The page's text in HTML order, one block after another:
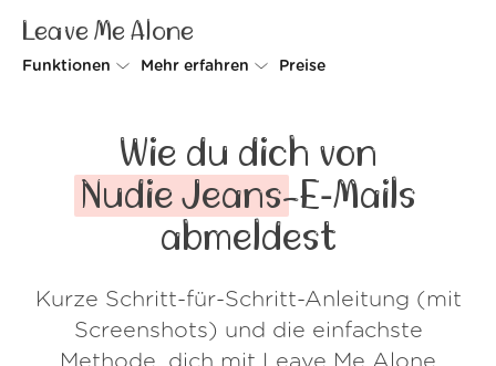
Leave Me Alone
Funktionen
Rollups
Screener
Do-not-disturb
Mehr erfahren
So geht's
Sicherheit
Über uns
Preise
Wie du dich von
Nudie Jeans-E‑Mails
abmeldest
Kurze Schritt-für-Schritt-Anleitung (mit
Screenshots) und die einfachste